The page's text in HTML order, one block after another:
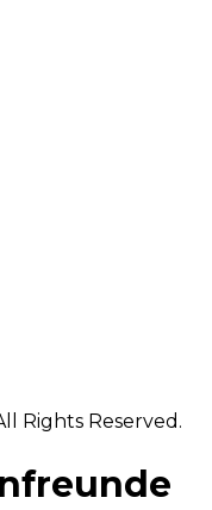
Rights Reserved.